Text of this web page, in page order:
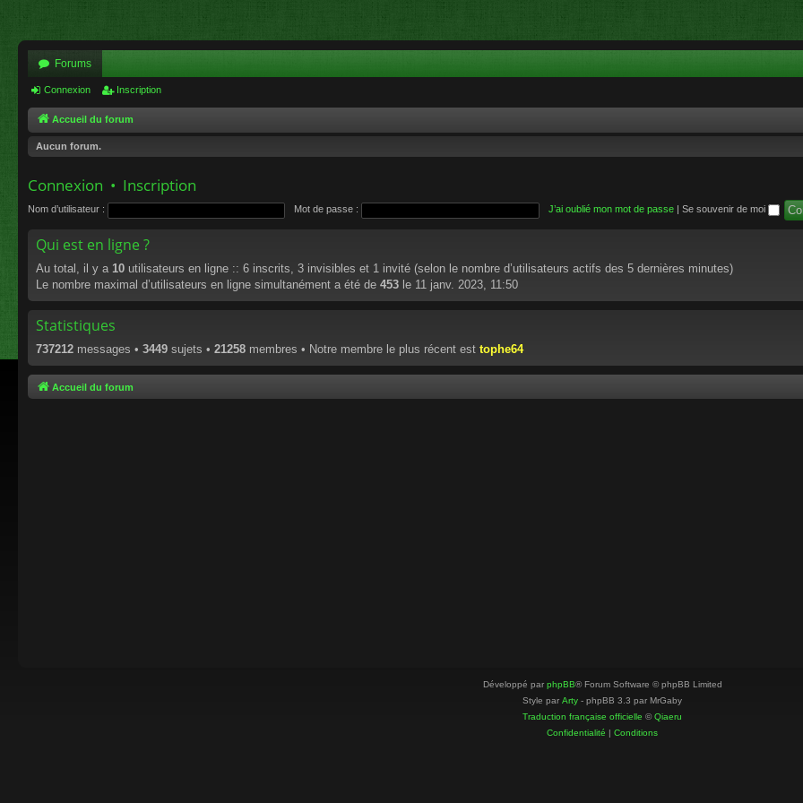
Forums
Connexion Inscription
Accueil du forum
Aucun forum.
Connexion • Inscription
Nom d’utilisateur : Mot de passe : J’ai oublié mon mot de passe Se souvenir de moi
Qui est en ligne ?
Au total, il y a 10 utilisateurs en ligne :: 6 inscrits, 3 invisibles et 1 invité (selon le nombre d’utilisateurs actifs des 5 dernières minutes)
Le nombre maximal d’utilisateurs en ligne simultanément a été de 453 le 11 janv. 2023, 11:50
Statistiques
737212 messages • 3449 sujets • 21258 membres • Notre membre le plus récent est tophe64
Accueil du forum
Développé par phpBB® Forum Software © phpBB Limited
Style par Arty - phpBB 3.3 par MrGaby
Traduction française officielle ©Qiaeru
Confidentialité | Conditions